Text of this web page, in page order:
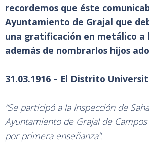
recordemos que éste
Ayuntamiento de Grajal que
una gratificación en metálico a
además de nombrarlos hijos
31.03.1916 – El Distrito
“Se participó a la Inspección de
Ayuntamiento de Grajal de
por primera enseñanza”.